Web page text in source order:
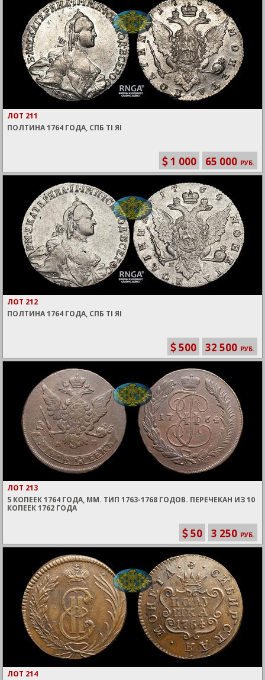
ЛОТ 211
ПОЛТИНА 1764 ГОДА, СПБ TI ЯI
1 000 65 000 РУБ.
ЛОТ 212
ПОЛТИНА 1764 ГОДА, СПБ TI ЯI
500 32 500 РУБ.
ЛОТ 213
5 КОПЕЕК 1764 ГОДА, ММ. ТИП 1763-1768 ГОДОВ. ПЕРЕЧЕКАН ИЗ 10
КОПЕЕК 1762 ГОДА
50 3 250 РУБ.
ЛОТ 214